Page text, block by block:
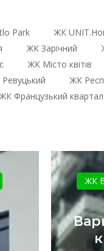
Park ЖК
ЖК Зарічний
ЖК Місто квітів
ЖК
ЖК Французький квартал
ЖК